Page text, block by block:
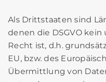
Als Drittstaaten sind
denen die DSGVO
Recht ist, d.h.
EU, bzw. des
Übermittlung von